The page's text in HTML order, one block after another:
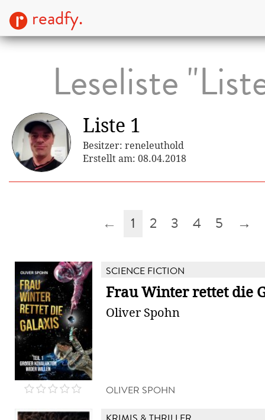
readfy.
Leseliste
Liste 1
Besitzer: reneleuthold
Erstellt am: 08.04.2018
← 1 2 3 4 5 →
SCIENCE FICTION
Frau Winter rettet die
Oliver Spohn
OLIVER SPOHN